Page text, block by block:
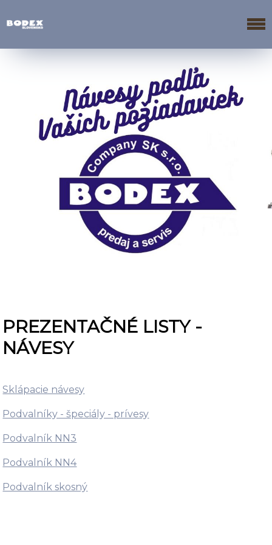
PREZENTAČNÉ LISTY -
NÁVESY
Sklápacie návesy
Podvalníky - špeciály - prívesy
Podvalník NN3
Podvalník NN4
Podvalník skosný